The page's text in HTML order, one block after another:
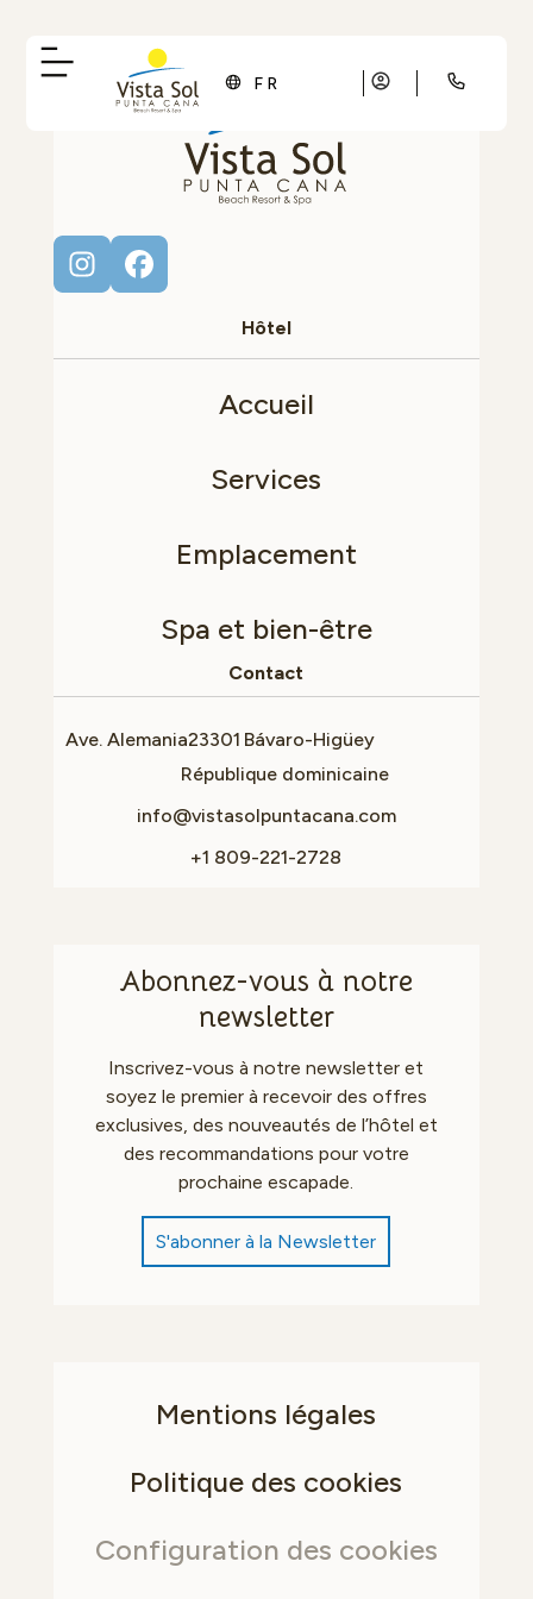
FR
Hôtel
Accueil
Services
Emplacement
Spa et bien-être
Contact
Ave. Alemania23301 Bávaro-Higüey
République dominicaine
info@vistasolpuntacana.com
+1 809-221-2728
Abonnez-vous à notre
newsletter
Inscrivez-vous à notre newsletter et
soyez le premier à recevoir des offres
exclusives, des nouveautés de l’hôtel et
des recommandations pour votre
prochaine escapade.
S'abonner à la Newsletter
Mentions légales
Politique des cookies
Configuration des cookies